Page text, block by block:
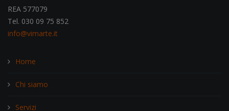
REA 577079
Tel. 030 09 75 852
info@vimarte.it
Home
Chi siamo
Servizi